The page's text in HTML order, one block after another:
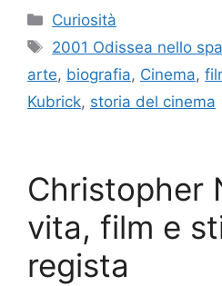
Categorie
Curiosità
Tag
2001 Odissea nello
arte, biografia, Cinema,
Kubrick, storia del cinema
Christopher
vita, film e
regista